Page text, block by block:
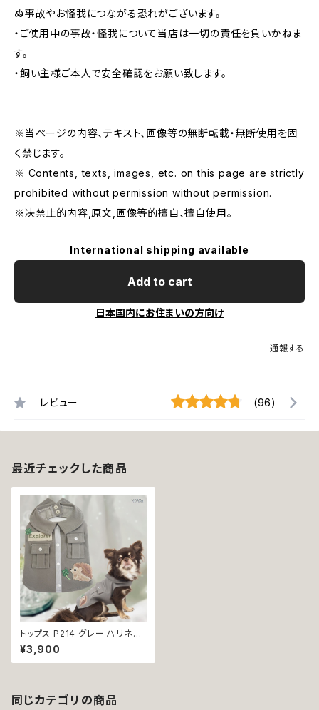
ぬ事故やお怪我につながる恐れがございます。
・ご使用中の事故・怪我について当店は一切の責任を負いかねま
す。
・飼い主様ご本人で安全確認をお願い致します。
※当ページの内容、テキスト、画像等の無断転載・無断使用を固
く禁じます。
※ Contents, texts, images, etc. on this page are strictly
prohibited without permission without permission.
※决禁止的内容,原文,画像等的擅自、擅自使用。
International shipping available
Add to cart
日本国内にお住まいの方向け
通報する
レビュー (96)
最近チェックした商品
トップス P214 グレー ハリネズ
ミ おしゃれ シンプル かわいい
シャツ 四つ葉 クローバー ナチ
ュラル キュート 男の子 ボーイ
服 猫の服 返品交換不可
¥3,900
同じカテゴリの商品